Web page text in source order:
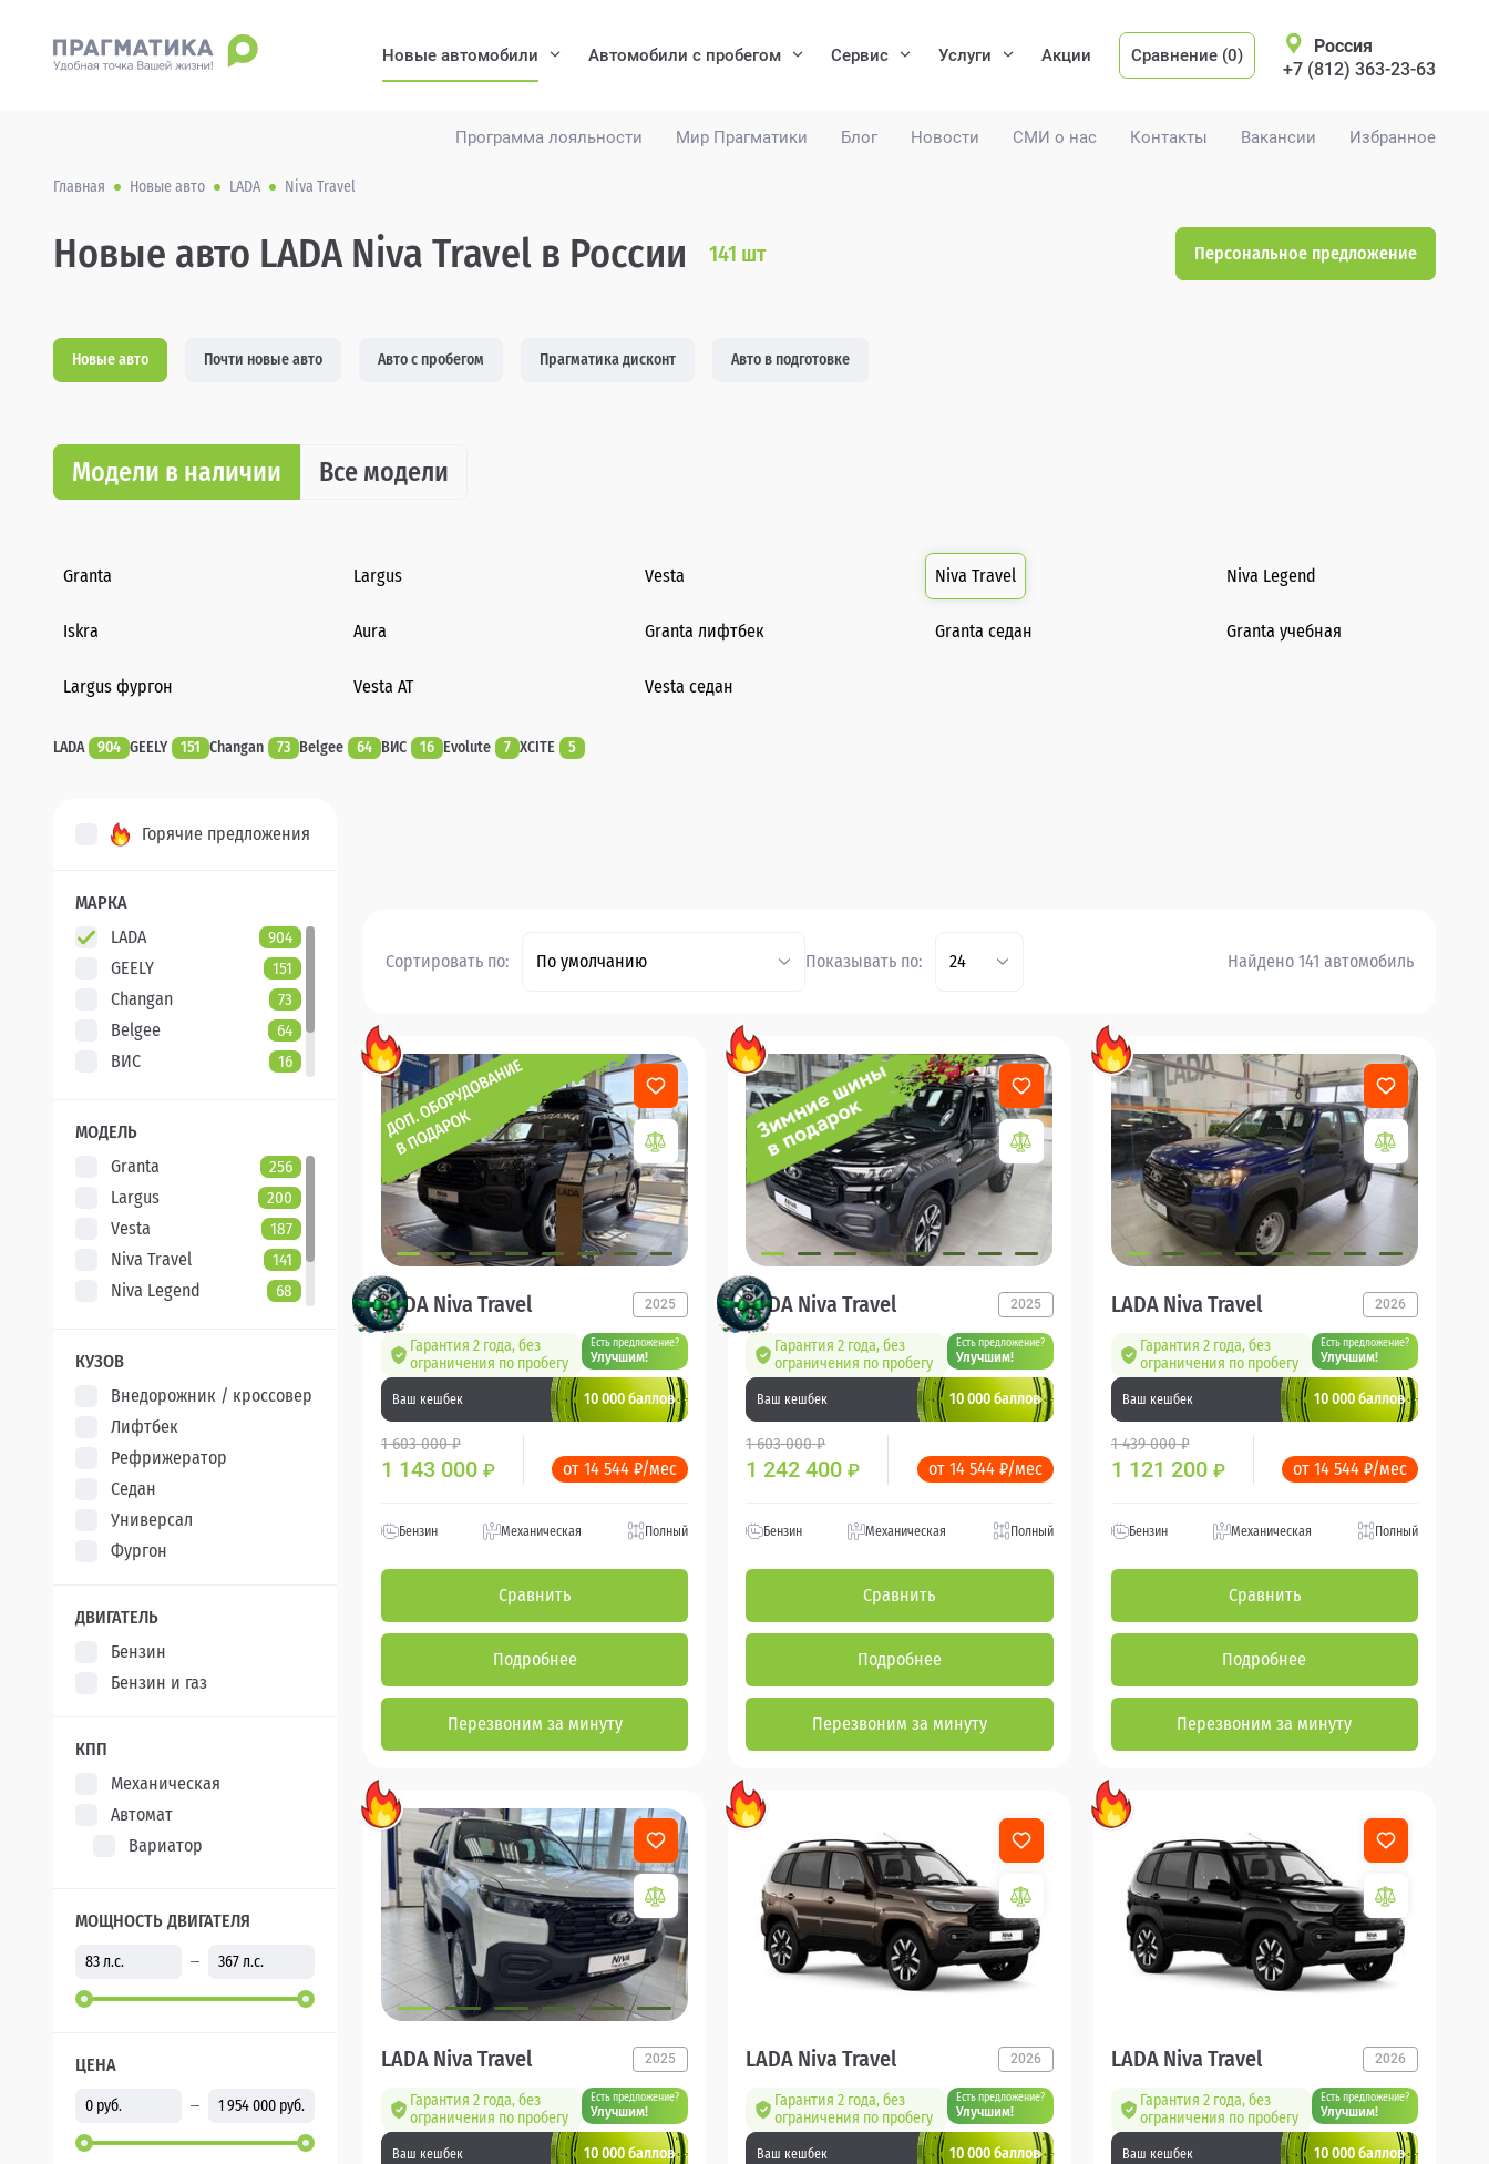
Программа лояльности Мир Прагматики Блог Новости СМИ о нас Контакты Вакансии Избранное
Новые автомобили Автомобили с пробегом Сервис Услуги Акции Сравнение (0)
Россия
+7 (812) 363-23-63
Главная Новые авто LADA Niva Travel
Новые авто LADA Niva Travel в России 141 шт Персональное предложение
Новые авто Почти новые авто Авто с пробегом Прагматика дисконт Авто в подготовке
Модели в наличии Все модели
Granta Largus Vesta Niva Travel Niva Legend
Iskra Aura Granta лифтбек Granta седан Granta учебная
Largus фургон Vesta AT Vesta седан
LADA 904 GEELY 151 Changan 73 Belgee 64 ВИС 16 Evolute 7 XCITE 5
Горячие предложения
МАРКА
LADA
904
GEELY 151
Changan 73
Belgee 64
ВИС 16
XCITE
МОДЕЛЬ
Granta
256
Largus 200
Vesta 187
Niva Travel 141
Niva Legend 68
Aura
КУЗОВ
Внедорожник / кроссовер
Лифтбек
Рефрижератор
Седан
Универсал
Фургон
ДВИГАТЕЛЬ
Бензин
Бензин и газ
КПП
Механическая
Автомат
Вариатор
МОЩНОСТЬ ДВИГАТЕЛЯ
ЦЕНА
Сортировать по: По умолчанию Показывать по: 24 Найдено 141 автомобиль
LADA Niva Travel 2025
Гарантия 2 года, без
ограничения по пробегу
Есть предложение?
Улучшим!
Ваш кешбек 10 000 баллов
1 603 000 ₽
1 143 000 ₽ от 14 544 ₽/мес
Бензин Механическая Полный
Сравнить
Подробнее
Перезвоним за минуту
LADA Niva Travel 2025
Гарантия 2 года, без
ограничения по пробегу
Есть предложение?
Улучшим!
Ваш кешбек 10 000 баллов
1 603 000 ₽
1 242 400₽ от 14 544 ₽/мес
Бензин Механическая Полный
Сравнить
Подробнее
Перезвоним за минуту
LADA Niva Travel 2026
Гарантия 2 года, без
ограничения по пробегу
Есть предложение?
Улучшим!
Ваш кешбек 10 000 баллов
1 439 000 ₽
1 121 200 ₽ от 14 544 ₽/мес
Бензин Механическая Полный
Сравнить
Подробнее
Перезвоним за минуту
LADA Niva Travel 2025
Гарантия 2 года, без
ограничения по пробегу
Есть предложение?
Улучшим!
Ваш кешбек 10 000 баллов
LADA Niva Travel 2026
Гарантия 2 года, без
ограничения по пробегу
Есть предложение?
Улучшим!
Ваш кешбек 10 000 баллов
LADA Niva Travel 2026
Гарантия 2 года, без
ограничения по пробегу
Есть предложение?
Улучшим!
Ваш кешбек 10 000 баллов